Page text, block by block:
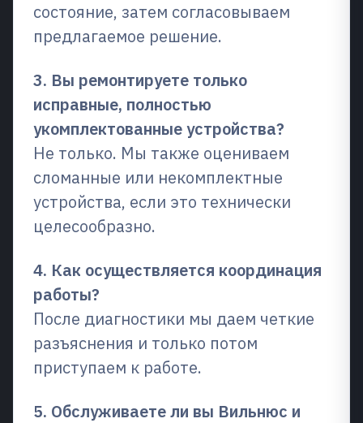
состояние, затем согласовываем
предлагаемое решение.
3. Вы ремонтируете только
исправные, полностью
укомплектованные устройства?
Не только. Мы также оцениваем
сломанные или некомплектные
устройства, если это технически
целесообразно.
4. Как осуществляется координация
работы?
После диагностики мы даем четкие
разъяснения и только потом
приступаем к работе.
5. Обслуживаете ли вы Вильнюс и